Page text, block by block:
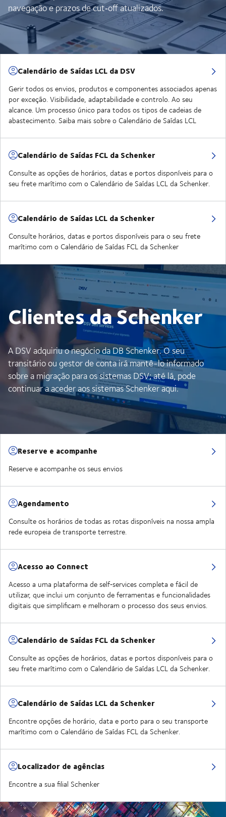
navegação e prazos de cut‑off atualizados.
Calendário de Saídas LCL da DSV
Gerir todos os envios, produtos e componentes associados apenas
por exceção. Visibilidade, adaptabilidade e controlo. Ao seu
alcance. Um processo único para todos os tipos de cadeias de
abastecimento. Saiba mais sobre o Calendário de Saídas LCL
Calendário de Saídas FCL da Schenker
Consulte as opções de horários, datas e portos disponíveis para o
seu frete marítimo com o Calendário de Saídas LCL da Schenker.
Calendário de Saídas LCL da Schenker
Consulte horários, datas e portos disponíveis para o seu frete
marítimo com o Calendário de Saídas FCL da Schenker
Clientes da Schenker
A DSV adquiriu o negócio da DB Schenker. O seu
transitário ou gestor de conta irá mantê-lo informado
sobre a migração para os sistemas DSV; até lá, pode
continuar a aceder aos sistemas Schenker aqui.
Reserve e acompanhe
Reserve e acompanhe os seus envios
Agendamento
Consulte os horários de todas as rotas disponíveis na nossa ampla
rede europeia de transporte terrestre.
Acesso ao Connect
Acesso a uma plataforma de self‑services completa e fácil de
utilizar, que inclui um conjunto de ferramentas e funcionalidades
digitais que simplificam e melhoram o processo dos seus envios.
Calendário de Saídas FCL da Schenker
Consulte as opções de horários, datas e portos disponíveis para o
seu frete marítimo com o Calendário de Saídas LCL da Schenker.
Calendário de Saídas LCL da Schenker
Encontre opções de horário, data e porto para o seu transporte
marítimo com o Calendário de Saídas FCL da Schenker.
Localizador de agências
Encontre a sua filial Schenker